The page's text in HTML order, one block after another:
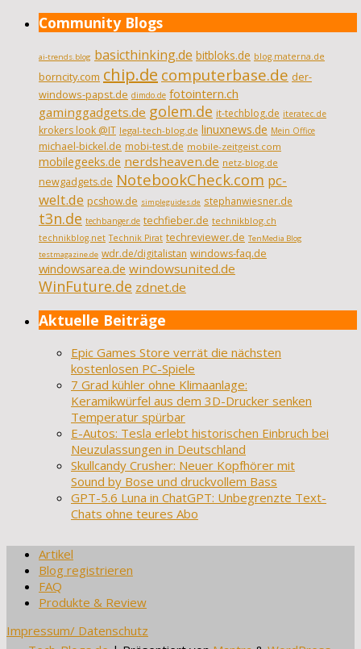
Community Blogs
ai-trends.blog basicthinking.de bitbloks.de blog.materna.de
borncity.com chip.de computerbase.de der-
windows-papst.de dimdo.de fotointern.ch
gaminggadgets.de golem.de it-techblog.de iteratec.de
krokers look @IT legal-tech-blog.de linuxnews.de Mein Office
michael-bickel.de mobi-test.de mobile-zeitgeist.com
mobilegeeks.de nerdsheaven.de netz-blog.de
newgadgets.de NotebookCheck.com pc-
welt.de pcshow.de simpleguides.de stephanwiesner.de
t3n.de techbanger.de techfieber.de technikblog.ch
technikblog.net Technik Pirat techreviewer.de TenMedia Blog
testmagazine.de wdr.de/digitalistan windows-faq.de
windowsarea.de windowsunited.de
WinFuture.de zdnet.de
Aktuelle Beiträge
Epic Games Store verrät die nächsten
kostenlosen PC-Spiele
7 Grad kühler ohne Klimaanlage:
Keramikwürfel aus dem 3D-Drucker senken
Temperatur spürbar
E-Autos: Tesla erlebt historischen Einbruch bei
Neuzulassungen in Deutschland
Skullcandy Crusher: Neuer Kopfhörer mit
Sound by Bose und druckvollem Bass
GPT-5.6 Luna in ChatGPT: Unbegrenzte Text-
Chats ohne teures Abo
Artikel
Blog registrieren
FAQ
Produkte & Review
Impressum/ Datenschutz